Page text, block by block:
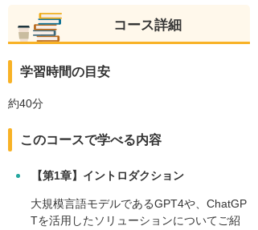
コース詳細
学習時間の目安
約40分
このコースで学べる内容
【第1章】イントロダクション
大規模言語モデルであるGPT4や、ChatGP
Tを活用したソリューションについてご紹